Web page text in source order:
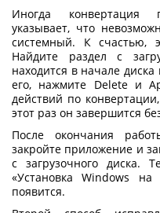
Иногда конвертация
указывает, что
системный. К счастью,
Найдите раздел с
находится в начале
его, нажмите Delete и
действий по
этот раз он завершится
После окончания
закройте приложение и
с загрузочного диска.
«Установка Windows
появится.